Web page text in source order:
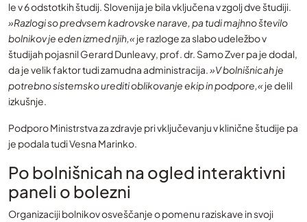
le v 6 odstotkih študij. Slovenija je bila vključena v zgolj dve študiji.
»Razlogi so predvsem kadrovske narave, pa tudi majhno število
bolnikov je eden izmed njih,«je razloge za slabo udeležbo v
študijah pojasnil Gerard Dunleavy, prof. dr. Samo Zver pa je dodal,
da je velik faktor tudi zamudna administracija.»V bolnišnicah je
potrebno sistemsko urediti oblikovanje ekip in podpore,«je delil
izkušnje.
Podporo Ministrstva za zdravje pri vključevanju v klinične študije pa
je podala tudi Vesna Marinko.
Po bolnišnicah na ogled interaktivni
paneli o bolezni
Organizaciji bolnikov osveščanje o pomenu raziskave in svoji